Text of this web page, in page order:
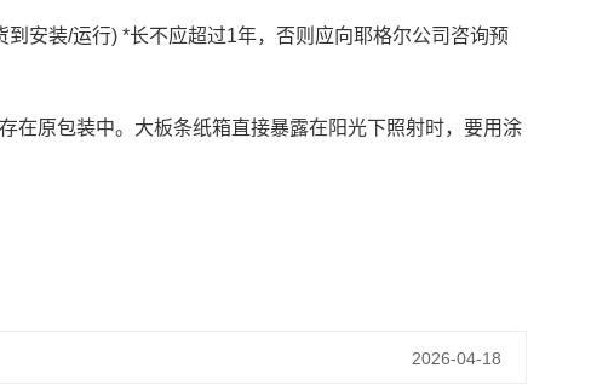
装/运行) *长不应超过1年，否则应向耶格尔公司咨询预
原包装中。大板条纸箱直接暴露在阳光下照射时，要用涂
2026-04-18